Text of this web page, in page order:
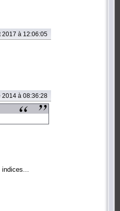
2017 à 12:06:05
2014 à 08:36:28